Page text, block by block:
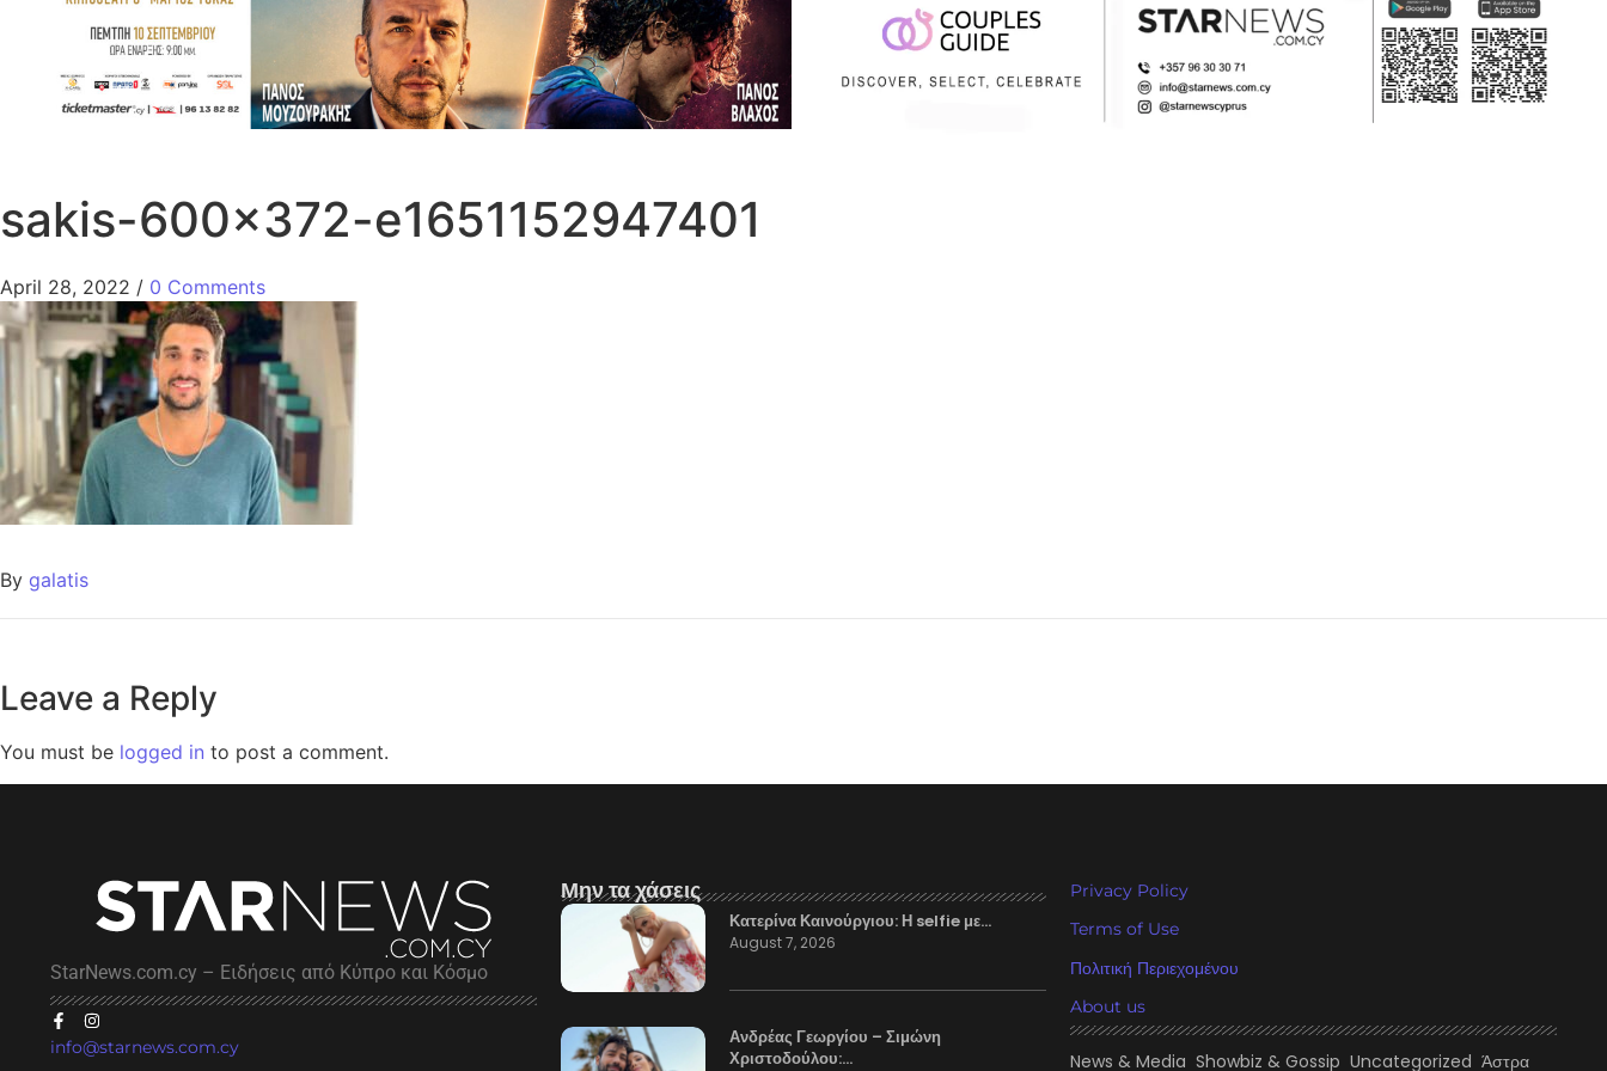
sakis-600×372-e1651152947401
April 28, 2022 / 0 Comments
By galatis
Leave a Reply
You must be logged in to post a comment.
StarNews.com.cy – Ειδήσεις από Κύπρο και Κόσμο
info@starnews.com.cy
Μην τα χάσεις
Κατερίνα Καινούργιου: Η selfie με…
August 7, 2026
Ανδρέας Γεωργίου – Σιμώνη
Χριστοδούλου:…
Privacy Policy
Terms of Use
Πολιτική Περιεχομένου
About us
News & Media Showbiz & Gossip Uncategorized Άστρα